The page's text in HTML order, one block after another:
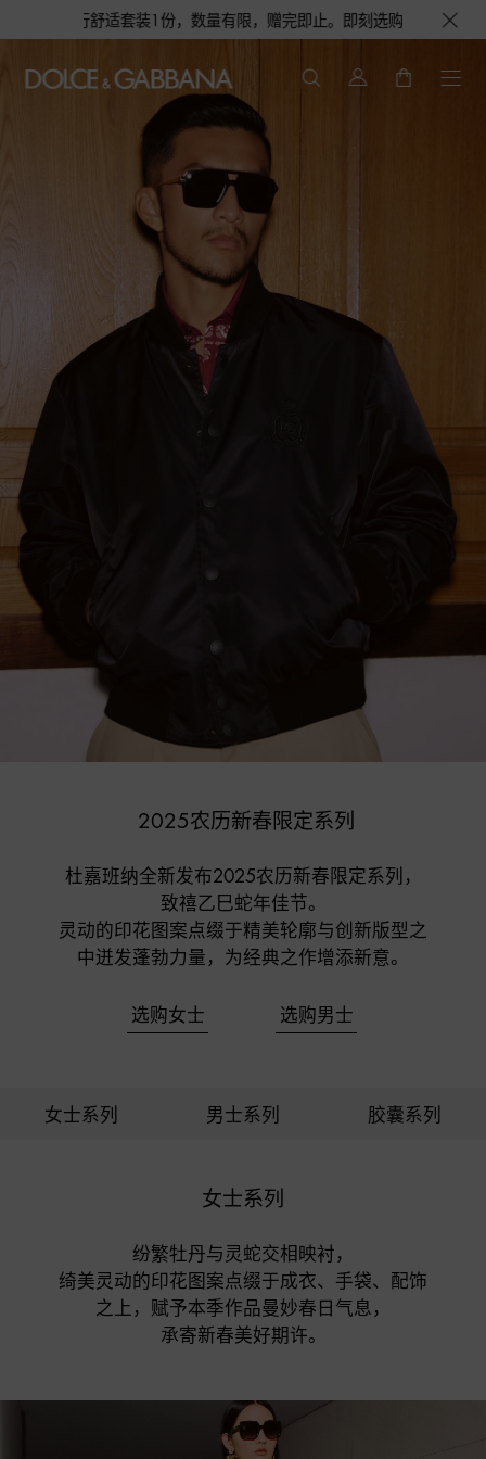
量有限，赠完即止。即刻选购，尊享花呗至高12期免息分期礼遇
2025农历新春限定系列
杜嘉班纳全新发布2025农历新春限定系列，
致禧乙巳蛇年佳节。
灵动的印花图案点缀于精美轮廓与创新版型之
中迸发蓬勃力量，为经典之作增添新意。
选购女士 选购男士
女士系列 男士系列 胶囊系列
女士系列
纷繁牡丹与灵蛇交相映衬，
绮美灵动的印花图案点缀于成衣、手袋、配饰
之上，赋予本季作品曼妙春日气息，
承寄新春美好期许。